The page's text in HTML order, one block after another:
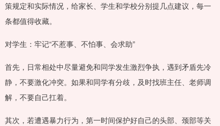
策规定和实际情况，给家长、学生和学校分别提几点建议，每一
条都值得收藏。
对学生：牢记“不惹事、不怕事、会求助”
首先，日常相处中尽量避免和同学发生激烈争执，遇到矛盾先冷
静，不要激化冲突。如果和同学有分歧，及时找班主任、老师调
解，不要自己扛着。
其次，若遭遇暴力行为，第一时间保护好自己的头部、颈部等关